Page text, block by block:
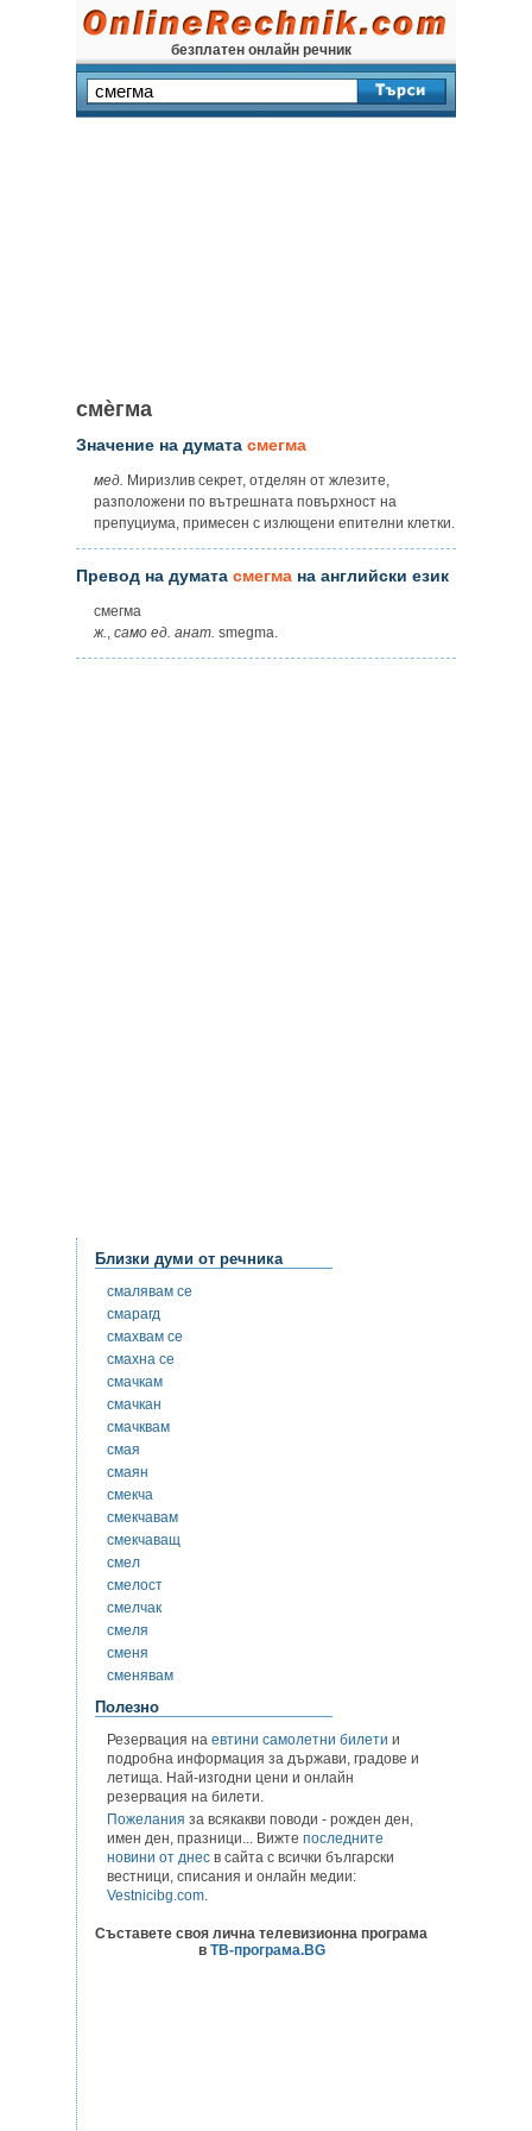
безплатен онлайн речник
смѐгма
Значение на думата смегма
мед. Миризлив секрет, отделян от жлезите,
разположени по вътрешната повърхност на
препуциума, примесен с излющени епителни клетки.
Превод на думата смегма на английски език
смегма
ж. само ед. анат. smegma.
Близки думи от речника
смалявам се
смарагд
смахвам се
смахна се
смачкам
смачкан
смачквам
смая
смаян
смекча
смекчавам
смекчаващ
смел
смелост
смелчак
смеля
сменя
сменявам
Полезно
Резервация на евтини самолетни билети и
подробна информация за държави, градове и
летища. Най-изгодни цени и онлайн
резервация на билети.
Пожелания за всякакви поводи - рожден ден,
имен ден, празници... Вижте последните
новини от днес в сайта с всички български
вестници, списания и онлайн медии:
Vestnicibg.com.
Съставете своя лична телевизионна програма
в ТВ-програма.BG